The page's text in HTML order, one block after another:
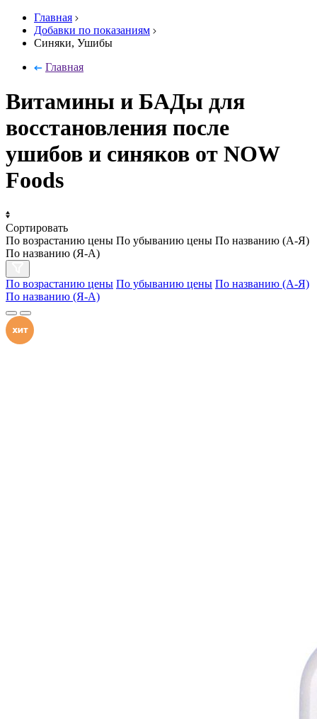
Главная
Добавки по показаниям
Синяки, Ушибы
Главная
Витамины и БАДы для
восстановления после
ушибов и синяков от NOW
Foods
Сортировать
По возрастанию цены По убыванию цены По названию (А-Я)
По названию (Я-А)
По возрастанию цены По убыванию цены По названию (А-Я)
По названию (Я-А)